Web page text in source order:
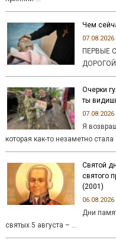
Чем
07.08.2026
ПЕРВЫЕ
Очерки
ты
07.08.2026
Я
которая как-то незаметно стала
Святой
святого
(2001)
06.08.2026
Дни
святых 5 августа – …